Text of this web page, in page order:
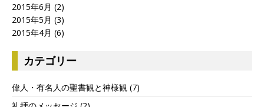
2015年6月 (2)
2015年5月 (3)
2015年4月 (6)
カテゴリー
偉人・有名人の聖書観と神様観 (7)